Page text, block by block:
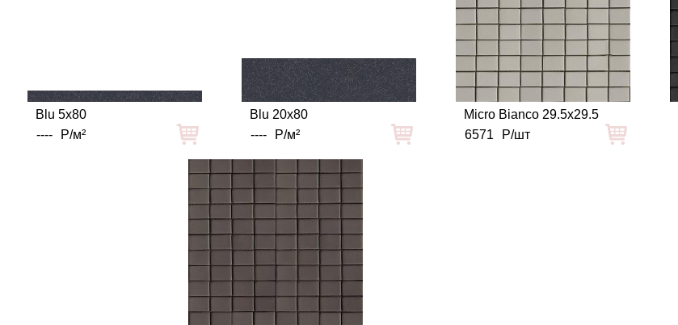
Blu 5x80
----
Р/м²
Blu 20x80
----
Р/м²
Micro Bianco 29.5x29.5
6571
Р/шт